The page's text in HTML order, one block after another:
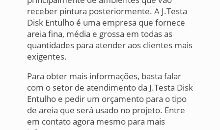
receber pintura posteriormente. A J.Testa
Disk Entulho é uma empresa que fornece
areia fina, média e grossa em todas as
quantidades para atender aos clientes mais
exigentes.
Para obter mais informações, basta falar
com o setor de atendimento da J.Testa Disk
Entulho e pedir um orçamento para o tipo
de areia que será usado no projeto. Entre
em contato agora mesmo para mais